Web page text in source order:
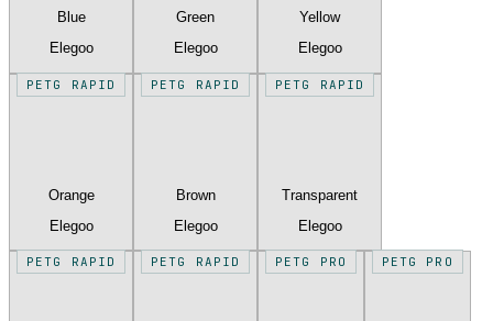
Blue
Elegoo
Green
Elegoo
Yellow
Elegoo
PETG RAPID
Orange
Elegoo
PETG RAPID
Brown
Elegoo
PETG RAPID
Transparent
Elegoo
PETG RAPID PETG RAPID PETG PRO PETG PRO